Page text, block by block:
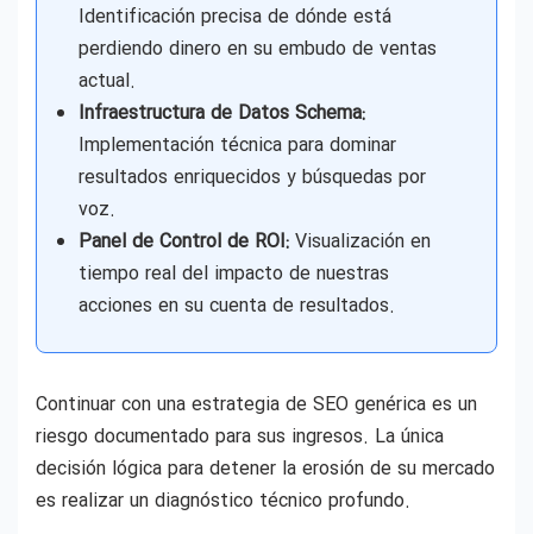
Identificación precisa de dónde está
perdiendo dinero en su embudo de ventas
actual.
Infraestructura de Datos Schema:
Implementación técnica para dominar
resultados enriquecidos y búsquedas por
voz.
Panel de Control de ROI: Visualización en
tiempo real del impacto de nuestras
acciones en su cuenta de resultados.
Continuar con una estrategia de SEO genérica es un
riesgo documentado para sus ingresos. La única
decisión lógica para detener la erosión de su mercado
es realizar un diagnóstico técnico profundo.